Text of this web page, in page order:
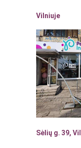
Vilniuje
Sėlių g. 39,